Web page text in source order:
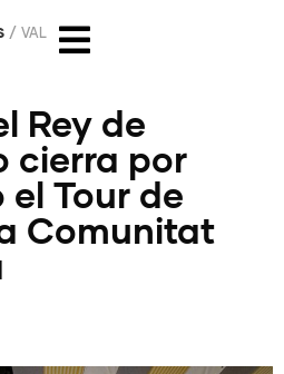
VAL
Rey de
cierra por
Tour de
Comunitat